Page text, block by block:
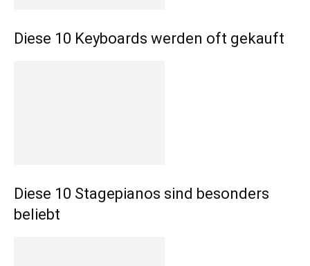
Diese 10 Keyboards werden oft gekauft
Diese 10 Stagepianos sind besonders
beliebt